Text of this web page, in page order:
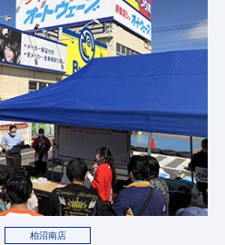
柏沼南店